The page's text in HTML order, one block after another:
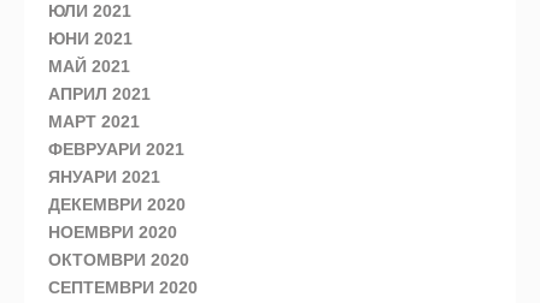
ЮЛИ 2021
ЮНИ 2021
МАЙ 2021
АПРИЛ 2021
МАРТ 2021
ФЕВРУАРИ 2021
ЯНУАРИ 2021
ДЕКЕМВРИ 2020
НОЕМВРИ 2020
ОКТОМВРИ 2020
СЕПТЕМВРИ 2020